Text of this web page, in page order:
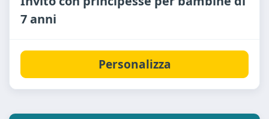
7 anni
Personalizza